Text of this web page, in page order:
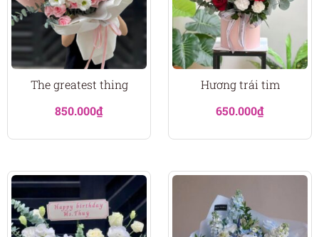
The greatest thing
850.000₫
Hương trái tim
650.000₫